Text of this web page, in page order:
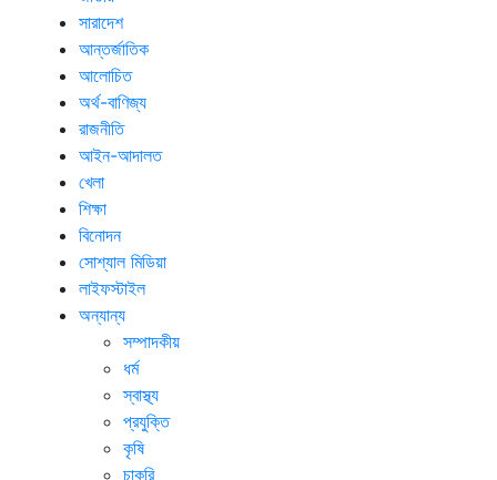
সারাদেশ
আন্তর্জাতিক
আলোচিত
অর্থ-বাণিজ্য
রাজনীতি
আইন-আদালত
খেলা
শিক্ষা
বিনোদন
সোশ্যাল মিডিয়া
লাইফস্টাইল
অন্যান্য
সম্পাদকীয়
ধর্ম
স্বাস্থ্য
প্রযুক্তি
কৃষি
চাকরি